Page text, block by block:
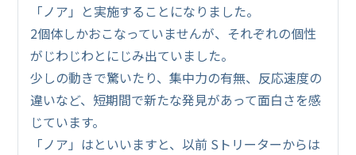
「ノア」と実施することになりました。
2個体しかおこなっていませんが、それぞれの個性
がじわじわとにじみ出ていました。
少しの動きで驚いたり、集中力の有無、反応速度の
違いなど、短期間で新たな発見があって面白さを感
じています。
「ノア」はといいますと、以前 Sトリーターからは